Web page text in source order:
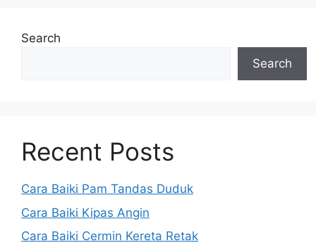
Search
Search
Recent Posts
Cara Baiki Pam Tandas Duduk
Cara Baiki Kipas Angin
Cara Baiki Cermin Kereta Retak